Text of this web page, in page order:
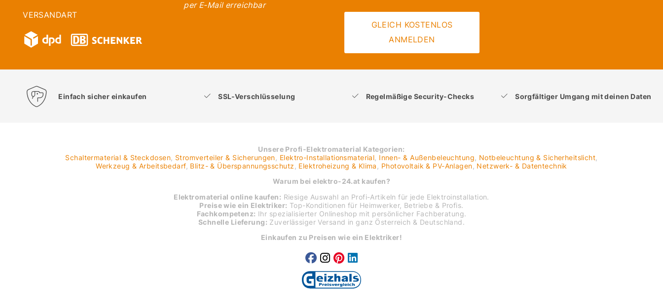
VERSANDART
per E-Mail erreichbar
GLEICH KOSTENLOS
ANMELDEN
Einfach sicher einkaufen SSL-Verschlüsselung Regelmäßige Security-Checks Sorgfältiger Umgang mit deinen Daten
Unsere Profi-Elektromaterial Kategorien:
Schaltermaterial & Steckdosen, Stromverteiler & Sicherungen Elektro-Installationsmaterial Innen- & Außenbeleuchtung Notbeleuchtung & Sicherheitslicht
Werkzeug & Arbeitsbedarf, Blitz- & Überspannungsschutz Elektroheizung & Klima Photovoltaik & PV-Anlagen Netzwerk- & Datentechnik
Warum bei elektro-24.at kaufen?
Elektromaterial online kaufen: Riesige Auswahl an Profi-Artikeln für jede Elektroinstallation.
Preise wie ein Elektriker: Top-Konditionen für Heimwerker, Betriebe & Profis.
Fachkompetenz: Ihr spezialisierter Onlineshop mit persönlicher Fachberatung.
Schnelle Lieferung: Zuverlässiger Versand in ganz Österreich & Deutschland.
Einkaufen zu Preisen wie ein Elektriker!